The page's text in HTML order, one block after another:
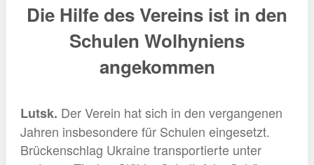
Die Hilfe des Vereins ist in den
Schulen Wolhyniens
angekommen
Lutsk. Der Verein hat sich in den vergangenen
Jahren insbesondere für Schulen eingesetzt.
Brückenschlag Ukraine transportierte unter